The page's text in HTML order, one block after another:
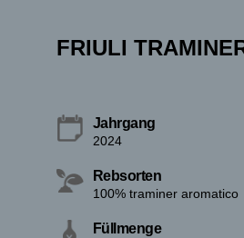
FRIULI
Jahrgang
2024
Rebsorten
100% traminer aromatico
Füllmenge